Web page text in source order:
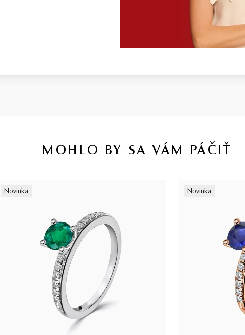
a vyššej sú certifikované laboratóriom GIA, čo predstavuje základ pre
naše šperky majú naviac certifikát vystavený jedinou znaleckou organizáciou na
ak je certifikát, ktorý je k šperku dodaný, vystavený priamo klenotníkom
videách –
Certifikácia diamantov na
MOHLO BY SA VÁM PÁČIŤ
Novinka Novinka